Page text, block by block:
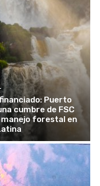
Puerto
cumbre de FSC
forestal en